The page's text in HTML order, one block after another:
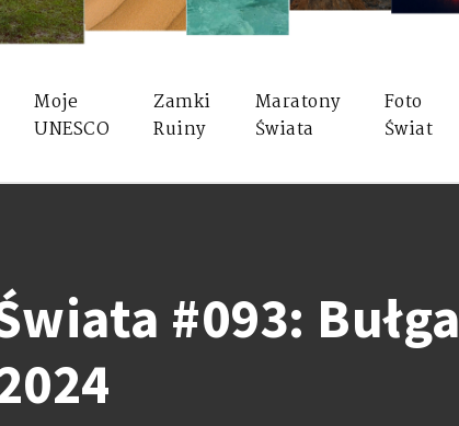
Moje
UNESCO
Zamki
Ruiny
Maratony
Świata
Foto
Świat
#093: